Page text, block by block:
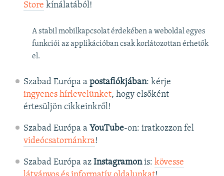
Store kínálatából!
A stabil mobilkapcsolat érdekében a weboldal egyes
funkciói az applikációban csak korlátozottan érhetők
el.
Szabad Európa a postafiókjában: kérje
ingyenes hírlevelünket, hogy elsőként
értesüljön cikkeinkről!
Szabad Európa a YouTube-on: iratkozzon fel
videócsatornánkra!
Szabad Európa az Instagramonis: kövesse